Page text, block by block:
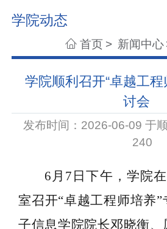
学院动态
首页 > 新闻中心
学院顺利召开“卓越工程
讨会
发布时间：2026-06-09 于
240
6月7日下午，学院
室召开“卓越工程师培养
子信息学院院长邓晓衡、